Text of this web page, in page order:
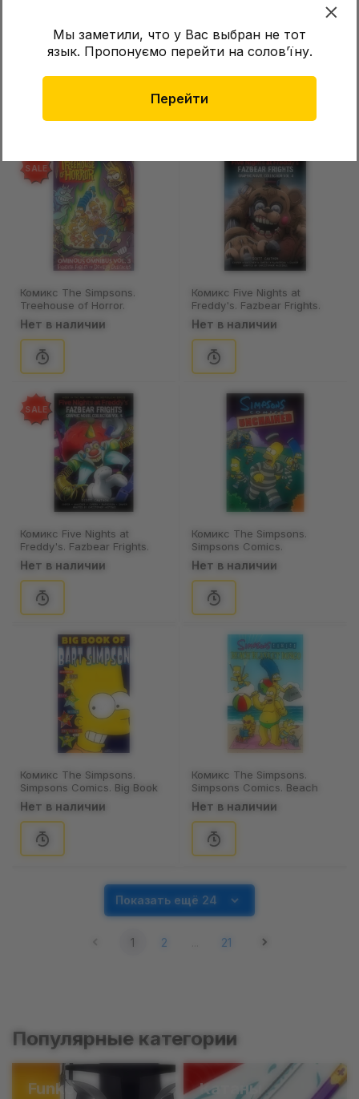
Мы заметили, что у Вас выбран не тот
язык. Пропонуємо перейти на соловʼїну.
Перейти
Комикс DC. Batman.
Way Down. Volume 3. #67,
Нет в наличии
Комикс Marvel. Carnage.
1. #4 (Randolphʼs Cover),
SALE
Комикс The Simpsons.
Treehouse of Horror.
Ominous Omnibus. Fiendish
Fables of Devilish Delicacies.
Volume 3, (763526)
Нет в наличии
Комикс Five Nights at
Freddy's. Fazbear Frights.
Graphic Novel Collection.
Volume 4, (530000)
Нет в наличии
SALE
Комикс Five Nights at
Freddy's. Fazbear Frights.
Graphic Novel Collection.
Volume 5, (5348)
Нет в наличии
Комикс The Simpsons.
Simpsons Comics.
Unchained. #36-42,
(234039)
Нет в наличии
Комикс The Simpsons.
Simpsons Comics. Big Book
of Bart Simpson. #1-4,
(234251)
Нет в наличии
Комикс The Simpsons.
Simpsons Comics. Beach
Blanket Bongo. #71-75,
(764104)
Нет в наличии
Показать ещё 24
1 2 21
Популярные категории
Funko Катаны